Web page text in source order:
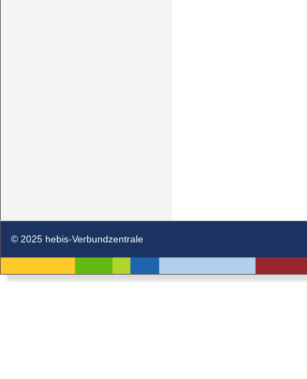
© 2025 hebis-Verbundzentrale